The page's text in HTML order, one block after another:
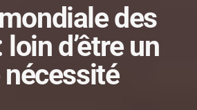
des
d’être un
nécessité